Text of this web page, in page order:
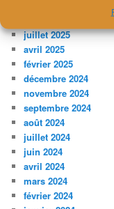
juillet 2025
avril 2025
février 2025
décembre 2024
novembre 2024
septembre 2024
août 2024
juillet 2024
juin 2024
avril 2024
mars 2024
février 2024